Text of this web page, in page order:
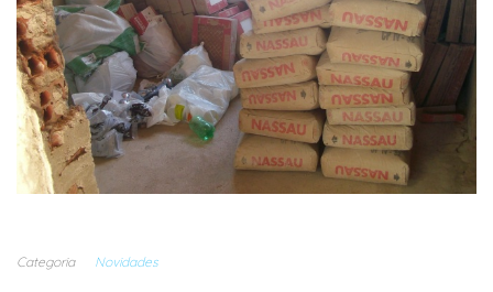
Categoria Novidades